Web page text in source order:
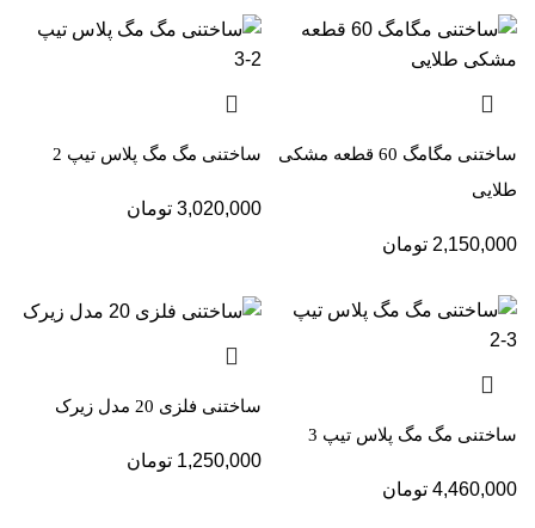
ساختنی مگامگ 60 قطعه مشکی
طلایی
2,150,000 تومان
ساختنی مگ مگ پلاس تیپ 2
3,020,000 تومان
ساختنی مگ مگ پلاس تیپ 3
4,460,000 تومان
ساختنی فلزی 20 مدل زیرک
1,250,000 تومان